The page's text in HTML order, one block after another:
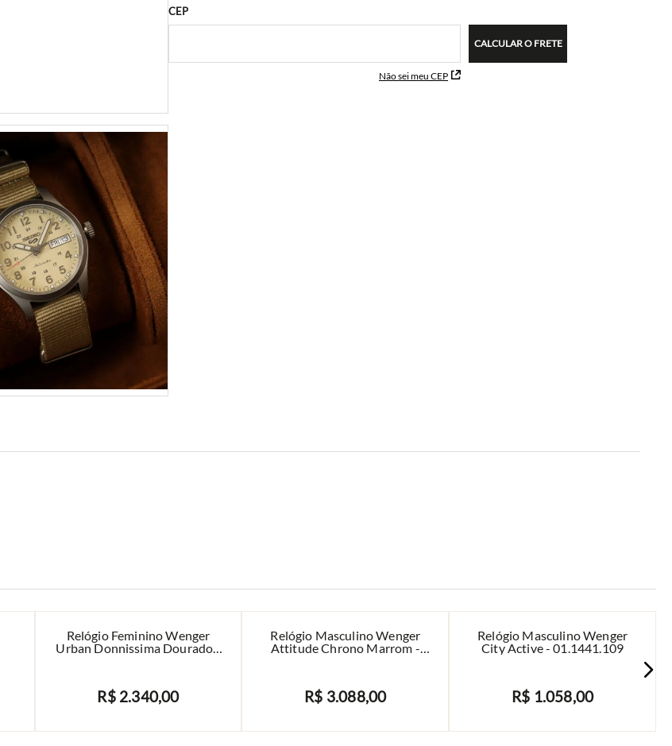
CEP
Não sei meu CEP
CALCULAR O FRETE
Relógio Feminino Wenger
Urban Donnissima Dourado -
R$ 2.340,00
AVISE-ME
Relógio Masculino Wenger
Attitude Chrono Marrom -
R$ 3.088,00
AVISE-ME
Relógio Masculino Wenger
City Active - 01.1441.109
R$ 1.058,00
AVISE-ME